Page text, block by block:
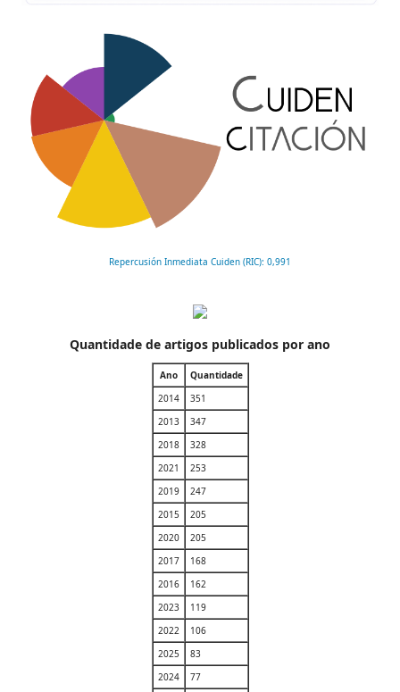
Repercusión Inmediata Cuiden (RIC): 0,991
Quantidade de artigos publicados por ano
Ano
Quantidade
2014
351
2013
347
2018
328
2021
253
2019
247
2015
205
2020
205
2017
168
2016
162
2023
119
2022
106
2025
83
2024
77